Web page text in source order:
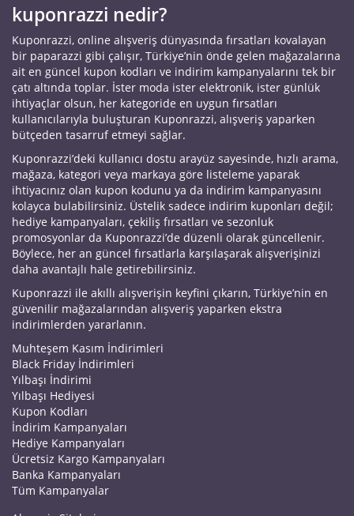
kuponrazzi nedir?
Kuponrazzi, online alışveriş dünyasında fırsatları kovalayan
bir paparazzi gibi çalışır, Türkiye’nin önde gelen mağazalarına
ait en güncel kupon kodları ve indirim kampanyalarını tek bir
çatı altında toplar. İster moda ister elektronik, ister günlük
ihtiyaçlar olsun, her kategoride en uygun fırsatları
kullanıcılarıyla buluşturan Kuponrazzi, alışveriş yaparken
bütçeden tasarruf etmeyi sağlar.
Kuponrazzi’deki kullanıcı dostu arayüz sayesinde, hızlı arama,
mağaza, kategori veya markaya göre listeleme yaparak
ihtiyacınız olan kupon kodunu ya da indirim kampanyasını
kolayca bulabilirsiniz. Üstelik sadece indirim kuponları değil;
hediye kampanyaları, çekiliş fırsatları ve sezonluk
promosyonlar da Kuponrazzi’de düzenli olarak güncellenir.
Böylece, her an güncel fırsatlarla karşılaşarak alışverişinizi
daha avantajlı hale getirebilirsiniz.
Kuponrazzi ile akıllı alışverişin keyfini çıkarın, Türkiye’nin en
güvenilir mağazalarından alışveriş yaparken ekstra
indirimlerden yararlanın.
Muhteşem Kasım İndirimleri
Black Friday İndirimleri
Yılbaşı İndirimi
Yılbaşı Hediyesi
Kupon Kodları
İndirim Kampanyaları
Hediye Kampanyaları
Ücretsiz Kargo Kampanyaları
Banka Kampanyaları
Tüm Kampanyalar